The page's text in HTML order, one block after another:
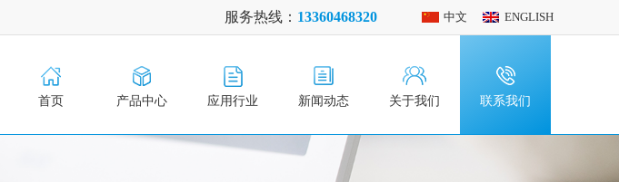
中文 ENGLISH
服务热线： 13360468320
首页 产品中心 应用行业 新闻动态 关于我们 联系我们